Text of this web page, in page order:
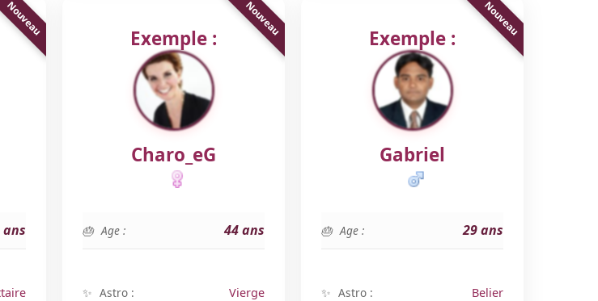
ans
Exemple :
Charo_eG
Age : 44 ans
Astro : Vierge
Exemple :
Gabriel
Age : 29 ans
Astro : Belier